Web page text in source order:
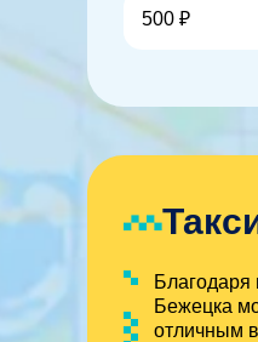
500 ₽
Благодаря
Бежецка
отличным